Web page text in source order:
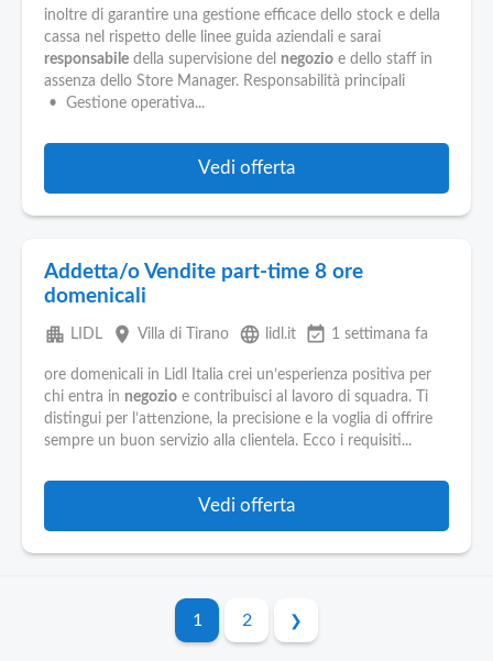
inoltre di garantire una gestione efficace dello stock e della
cassa nel rispetto delle linee guida aziendali e sarai
responsabile della supervisione del negozio e dello staff in
assenza dello Store Manager. Responsabilità principali
• Gestione operativa...
Vedi offerta
Addetta/o Vendite part-time 8 ore
domenicali
apartment LIDL place Villa di Tirano language lidl.it event_available 1 settimana fa
ore domenicali in Lidl Italia crei un’esperienza positiva per
chi entra in negozio e contribuisci al lavoro di squadra. Ti
distingui per l’attenzione, la precisione e la voglia di offrire
sempre un buon servizio alla clientela. Ecco i requisiti...
Vedi offerta
1 2